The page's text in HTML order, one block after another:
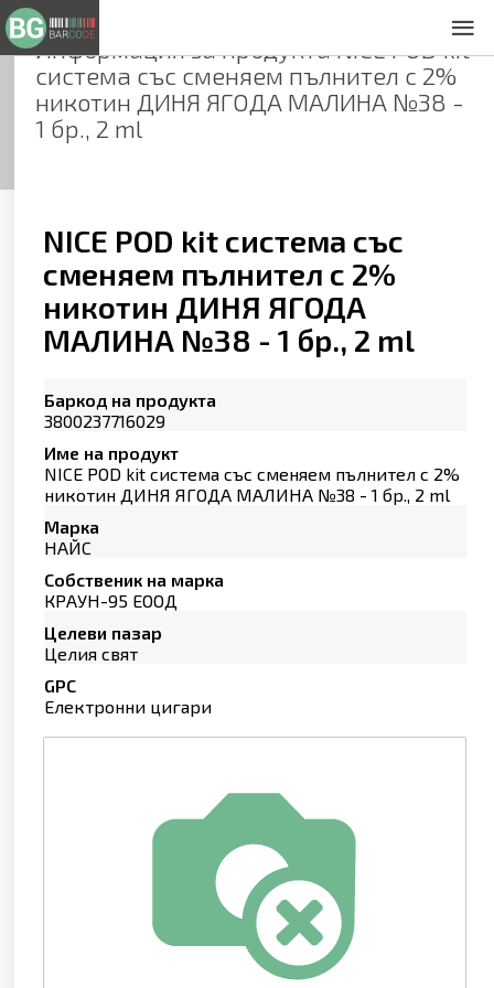
Информация за продуктаNICE POD kit
система със сменяем пълнител с 2%
никотин ДИНЯ ЯГОДА МАЛИНА №38 -
1 бр., 2 ml
NICE POD kit система със
сменяем пълнител с 2%
никотин ДИНЯ ЯГОДА
МАЛИНА №38 - 1 бр., 2 ml
Баркод на продукта
3800237716029
Име на продукт
NICE POD kit система със сменяем пълнител с 2%
никотин ДИНЯ ЯГОДА МАЛИНА №38 - 1 бр., 2 ml
Марка
НАЙС
Собственик на марка
КРАУН-95 ЕООД
Целеви пазар
Целия свят
GPC
Електронни цигари
Общи условия
Декларация за проверителност